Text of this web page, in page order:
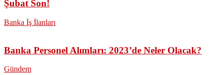
Şubat Son!
Banka İş İlanları
Banka Personel Alımları: 2023’de Neler Olacak?
Gündem